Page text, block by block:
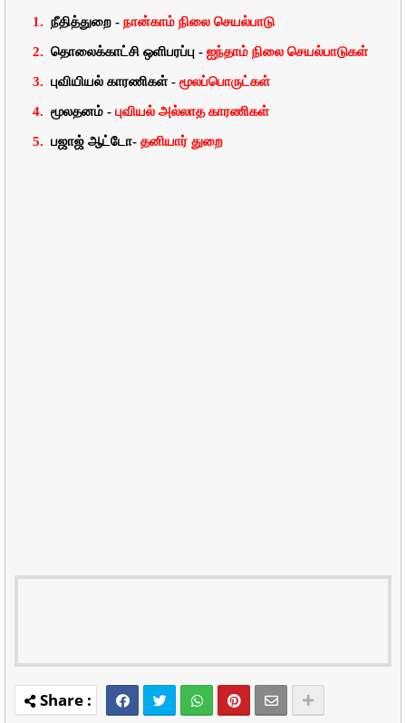
1. நீதித்துறை - நான்காம் நிலை செயல்பாடு
2. தொலைக்காட்சி ஒளிபரப்பு - ஐந்தாம் நிலை செயல்பாடுகள்
3. புவியியல் காரணிகள்- மூலப்பொருட்கள்
4. மூலதனம் - புவியல் அல்லாத காரணிகள்
5. பஜாஜ் ஆட்டோ- தனியார் துறை